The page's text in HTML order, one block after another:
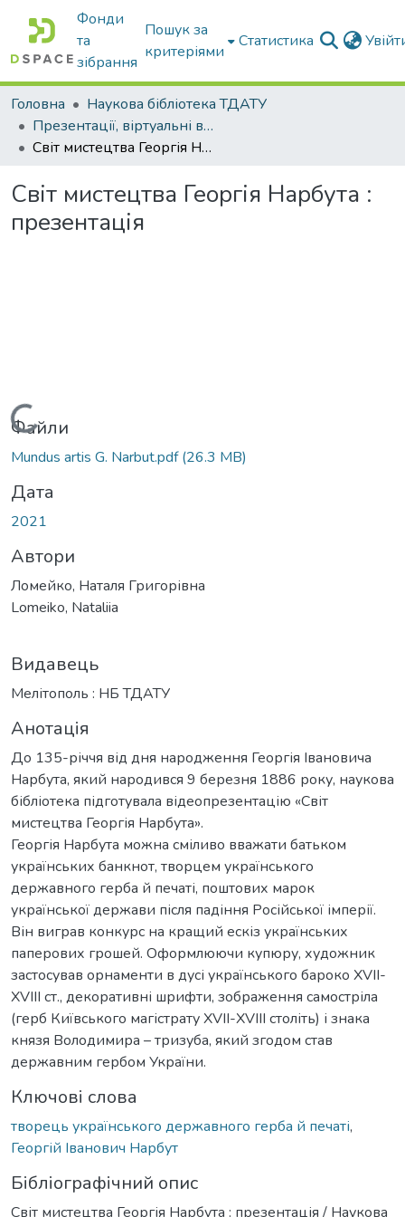
Фонди
та
зібрання
Пошук за
критеріями
Статистика
Головна
Наукова бібліотека ТДАТУ
Презентації, віртуальні виставки наукової бібліотеки
Світ мистецтва Георгія Нарбута : презентація
Світ мистецтва Георгія Нарбута :
презентація
Вантажиться...
Файли
Mundus artis G. Narbut.pdf(26.3 MB)
Дата
2021
Автори
Ломейко, Наталя Григорівна
Lomeiko, Nataliia
Видавець
Мелітополь : НБ ТДАТУ
Анотація
До 135-річчя від дня народження Георгія Івановича
Нарбута, який народився 9 березня 1886 року, наукова
бібліотека підготувала відеопрезентацію «Світ
мистецтва Георгія Нарбута».
Георгія Нарбута можна сміливо вважати батьком
українських банкнот, творцем українського
державного герба й печаті, поштових марок
української держави після падіння Російської імперії.
Він виграв конкурс на кращий ескіз українських
паперових грошей. Оформлюючи купюру, художник
застосував орнаменти в дусі українського бароко XVII-
XVIII ст., декоративні шрифти, зображення самостріла
(герб Київського магістрату XVII-XVIII століть) і знака
князя Володимира – тризуба, який згодом став
державним гербом України.
Ключові слова
творець українського державного герба й печаті,
Георгій Іванович Нарбут
Бібліографічний опис
Світ мистецтва Георгія Нарбута : презентація / Наукова